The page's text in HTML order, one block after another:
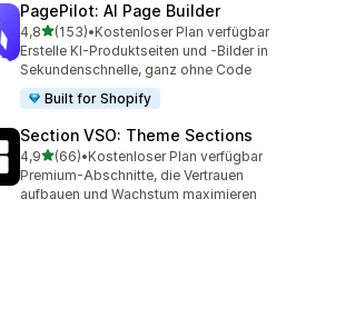
PagePilot: AI Page Builder
4,8von 5 Sternen
(153)
153 Rezensionen insgesamt
•Kostenloser Plan verfügbar
Erstelle KI-Produktseiten und -Bilder in
Sekundenschnelle, ganz ohne Code
Built for Shopify
Section VSO: Theme Sections
4,9von 5 Sternen
(66)
66 Rezensionen insgesamt
•Kostenloser Plan verfügbar
Premium-Abschnitte, die Vertrauen
aufbauen und Wachstum maximieren